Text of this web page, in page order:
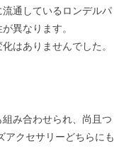
通しているロンデルパ
異なります。
はありませんでした。
み合わせられ、尚且つ
アクセサリーどちらにも